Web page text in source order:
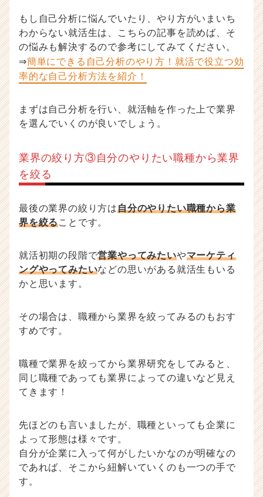
もし自己分析に悩んでいたり、やり方がいまいち
わからない就活生は、こちらの記事を読めば、そ
の悩みも解決するので参考にしてみてください。
⇒簡単にできる自己分析のやり方！就活で役立つ効
率的な自己分析方法を紹介！
まずは自己分析を行い、就活軸を作った上で業界
を選んでいくのが良いでしょう。
業界の絞り方③自分のやりたい職種から業界
を絞る
最後の業界の絞り方は自分のやりたい職種から業
界を絞ることです。
就活初期の段階で営業やってみたいやマーケティ
ングやってみたいなどの思いがある就活生もいる
かと思います。
その場合は、職種から業界を絞ってみるのもおす
すめです。
職種で業界を絞ってから業界研究をしてみると、
同じ職種であっても業界によっての違いなど見え
てきます！
先ほどのも言いましたが、職種といっても企業に
よって形態は様々です。
自分が企業に入って何がしたいかなのが明確なの
であれば、そこから紐解いていくのも一つの手で
す。